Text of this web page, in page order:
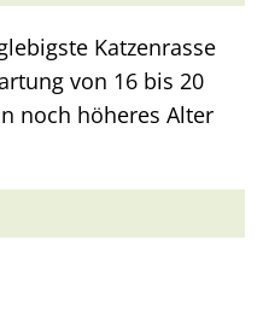
Katzenrasse
von 16 bis 20
noch höheres Alter